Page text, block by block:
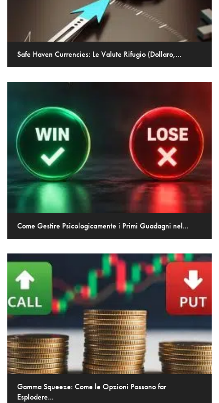
Safe Haven Currencies: Le Valute Rifugio (Dollaro,...
Come Gestire Psicologicamente i Primi Guadagni nel...
Gamma Squeeze: Come le Opzioni Possono far
Esplodere...